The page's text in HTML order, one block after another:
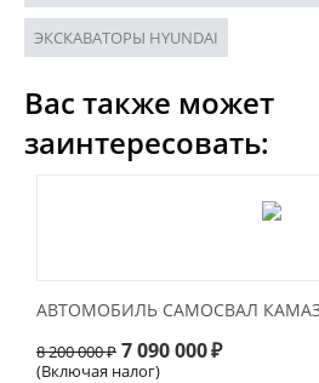
ЭКСКАВАТОРЫ HYUNDAI
Вас также может
заинтересовать:
АВТОМОБИЛЬ САМОСВАЛ КАМАЗ
8 200 000₽ 7 090 000₽
(Включая налог)